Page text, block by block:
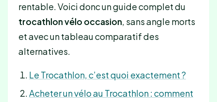
rentable. Voici donc un guide complet du
trocathlon vélo occasion, sans angle morts
et avec un tableau comparatif des
alternatives.
Le Trocathlon, c’est quoi exactement ?
Acheter un vélo au Trocathlon : comment